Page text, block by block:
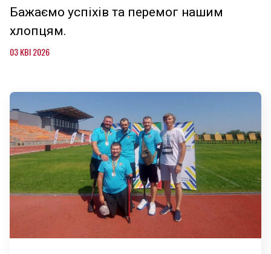
Бажаємо успіхів та перемог нашим
хлопцям.
03 КВІ 2026